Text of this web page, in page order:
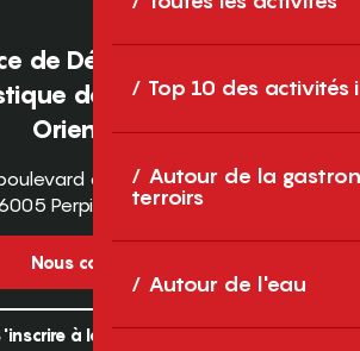
Top 10 des activités
Autour de la
terroirs
Autour de l'eau
de Développement
des Pyrénées-
Orientales
des Pyrénées
Perpignan Cedex
Nous contacter
à la newsletter